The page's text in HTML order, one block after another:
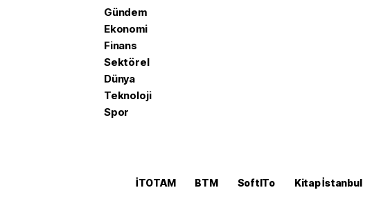
Gündem
Ekonomi
Finans
Sektörel
Dünya
Teknoloji
Spor
İTOTAM BTM SoftITo Kitap İstanbul